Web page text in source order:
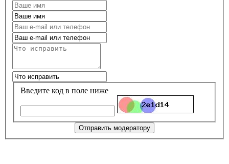
Введите код в поле ниже
Отправить модератору